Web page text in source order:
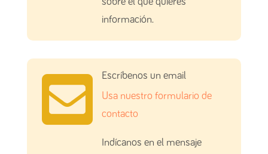
información.

Escríbenos un email
Usa nuestro formulario de
contacto
Indícanos en el mensaje